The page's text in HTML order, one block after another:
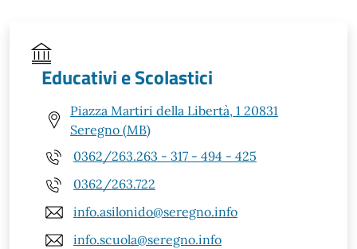
Educativi e Scolastici
Piazza Martiri della Libertà, 1 20831
Seregno (MB)
0362/263.263 - 317 - 494 - 425
0362/263.722
info.asilonido@seregno.info
info.scuola@seregno.info